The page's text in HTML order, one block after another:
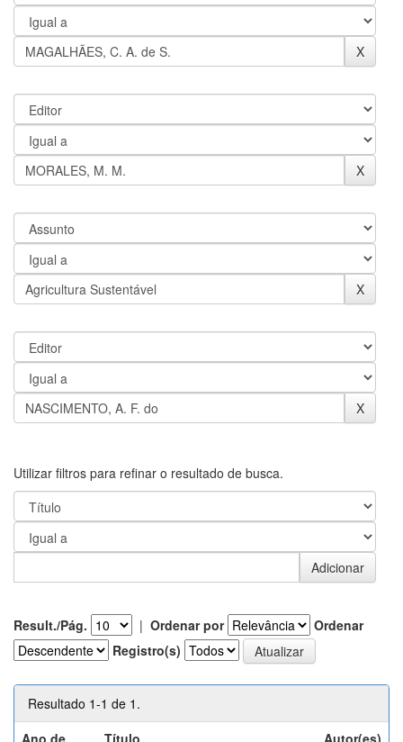
Utilizar filtros para refinar o resultado de busca.
Result./Pág. | Ordenar por
Ordenar
Registro(s)
Resultado 1-1 de 1.
Ano de
Título Autor(es)